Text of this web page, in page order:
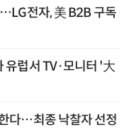
전자, 美 B2B 구독
유럽서 TV·모니터 '大
다…최종 낙찰자 선정